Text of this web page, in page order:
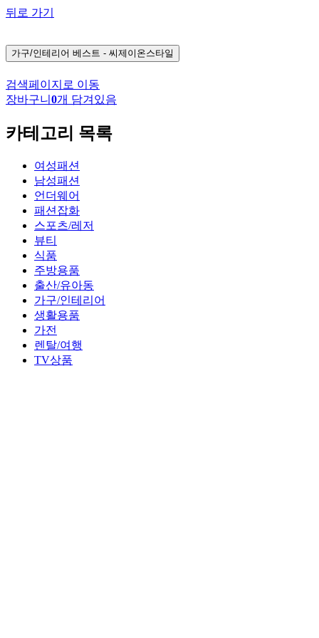
뒤로 가기
가구/인테리어 베스트 - 씨제이온스타일
검색페이지로 이동
장바구니 0개 담겨있음
카테고리 목록
여성패션
남성패션
언더웨어
패션잡화
스포츠/레저
뷰티
식품
주방용품
출산/유아동
가구/인테리어
생활용품
가전
렌탈/여행
TV상품